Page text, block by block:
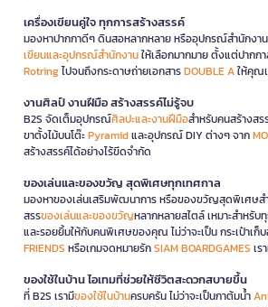
เครื่องเขียนคู่ใจ ทุกการสร้างสรรค์
มองหาปากกาดีๆ ดินสอหลากหลาย หรืออุปกรณ์สำนักงา
เขียนและอุปกรณ์สำนักงานให้เลือกมากมาย ตั้งแต่ปากก
Rotringไปจนถึงกระดาษถ่ายเอกสารDOUBLE Aให้คุณ
งานศิลป์ งานฝีมือ สร้างสรรค์ไม่รู้จบ
B2S จัดเต็มอุปกรณ์ศิลปะและงานฝีมือสำหรับคนสร้างส
ขาตั้งไม้บนโต๊ะPyramidและอุปกรณ์ DIY ต่างๆ จาก
สร้างสรรค์ได้อย่างไร้ขีดจำกัด
ของเล่นและของขวัญ สุดพิเศษทุกเทศกาล
มองหาของเล่นเสริมพัฒนาการ หรือของขวัญสุดพิเศษสำ
สรรของเล่นและของขวัญหลากหลายสไตล์ เหมาะสำหรั
และรอยยิ้มให้กับคนพิเศษของคุณ ไม่ว่าจะเป็น กระเป๋าเ
FRIENDS หรือเกมจดหมายรักSIAM BOARDGAMES เร
ของใช้ในบ้าน ไอเทมที่ช่วยให้ชีวิตสะดวกสบายขึ้น
ที่ B2S เรามีของใช้ในบ้านครบครัน ไม่ว่าจะเป็นกาต้มน้ำ